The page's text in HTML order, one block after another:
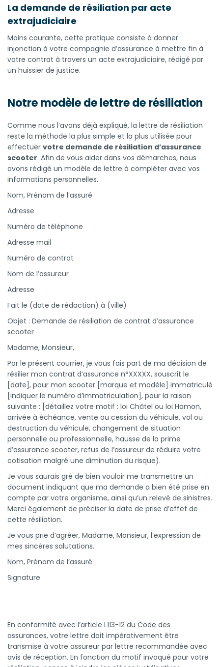
La demande de résiliation par acte
extrajudiciaire
Moins courante, cette pratique consiste à donner
injonction à votre compagnie d’assurance à mettre fin à
votre contrat à travers un acte extrajudiciaire, rédigé par
un huissier de justice.
Notre modèle de lettre de résiliation
Comme nous l’avons déjà expliqué, la lettre de résiliation
reste la méthode la plus simple et la plus utilisée pour
effectuer votre demande de résiliation d’assurance
scooter. Afin de vous aider dans vos démarches, nous
avons rédigé un modèle de lettre à compléter avec vos
informations personnelles.
Nom, Prénom de l’assuré
Adresse
Numéro de téléphone
Adresse mail
Numéro de contrat
Nom de l’assureur
Adresse
Fait le (date de rédaction) à (ville)
Objet : Demande de résiliation de contrat d’assurance
scooter
Madame, Monsieur,
Par le présent courrier, je vous fais part de ma décision de
résilier mon contrat d’assurance n°XXXXX, souscrit le
[date], pour mon scooter [marque et modèle] immatriculé
[indiquer le numéro d’immatriculation], pour la raison
suivante : [détaillez votre motif : loi Châtel ou loi Hamon,
arrivée à échéance, vente ou cession du véhicule, vol ou
destruction du véhicule, changement de situation
personnelle ou professionnelle, hausse de la prime
d’assurance scooter, refus de l’assureur de réduire votre
cotisation malgré une diminution du risque).
Je vous saurais gré de bien vouloir me transmettre un
document indiquant que ma demande a bien été prise en
compte par votre organisme, ainsi qu’un relevé de sinistres.
Merci également de préciser la date de prise d’effet de
cette résiliation.
Je vous prie d’agréer, Madame, Monsieur, l’expression de
mes sincères salutations.
Nom, Prénom de l’assuré
Signature
En conformité avec l’article L113-12 du Code des
assurances, votre lettre doit impérativement être
transmise à votre assureur par lettre recommandée avec
avis de réception. En fonction du motif invoqué pour votre